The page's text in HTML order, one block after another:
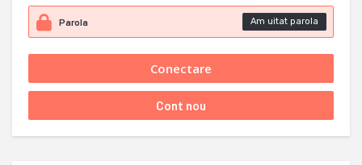
Am uitat parola